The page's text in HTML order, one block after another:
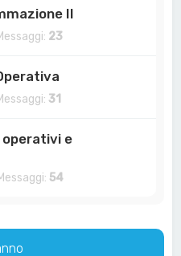
II
23
31
operativi e
54